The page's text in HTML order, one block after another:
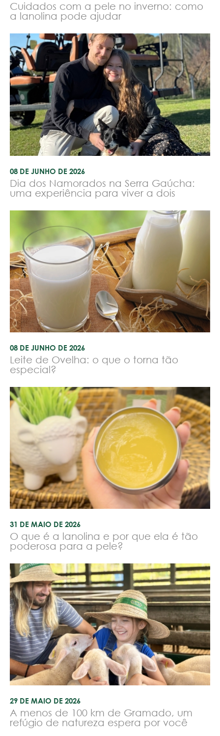
Cuidados com a pele no inverno: como
a lanolina pode ajudar
08 DE JUNHO DE 2026
Dia dos Namorados na Serra Gaúcha:
uma experiência para viver a dois
08 DE JUNHO DE 2026
Leite de Ovelha: o que o torna tão
especial?
31 DE MAIO DE 2026
O que é a lanolina e por que ela é tão
poderosa para a pele?
29 DE MAIO DE 2026
A menos de 100 km de Gramado, um
refúgio de natureza espera por você